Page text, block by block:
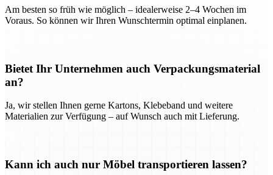
Am besten so früh wie möglich – idealerweise 2–4 Wochen im
Voraus. So können wir Ihren Wunschtermin optimal einplanen.
Bietet Ihr Unternehmen auch Verpackungsmaterial
an?
Ja, wir stellen Ihnen gerne Kartons, Klebeband und weitere
Materialien zur Verfügung – auf Wunsch auch mit Lieferung.
Kann ich auch nur Möbel transportieren lassen?